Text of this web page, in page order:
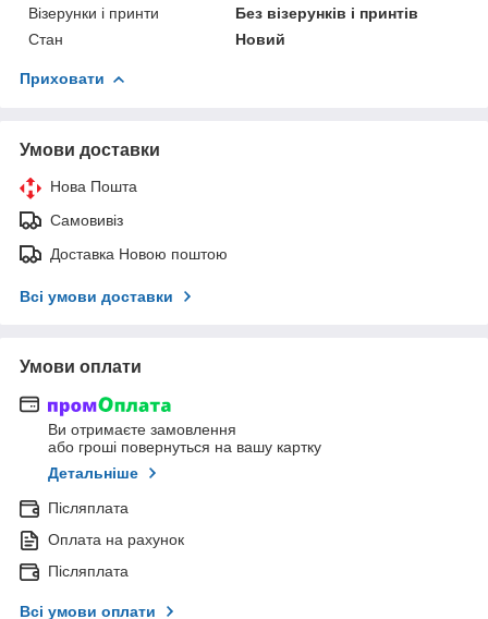
Візерунки і принти
Без візерунків і принтів
Стан
Новий
Приховати
Умови доставки
Нова Пошта
Самовивіз
Доставка Новою поштою
Всі умови доставки
Умови оплати
Ви отримаєте замовлення
або гроші повернуться на вашу картку
Детальніше
Післяплата
Оплата на рахунок
Післяплата
Всі умови оплати